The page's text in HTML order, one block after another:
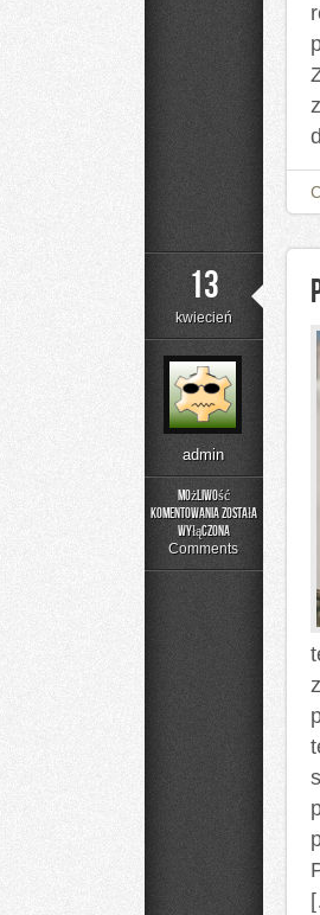
13
kwiecień
admin
Możliwość
komentowania
Porady
Triki
została
wyłączona
Comments